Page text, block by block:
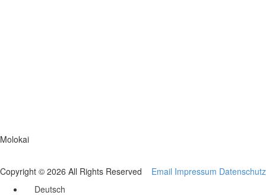
Molokai
Copyright © 2026 All Rights Reserved Email Impressum Datenschutz
Deutsch